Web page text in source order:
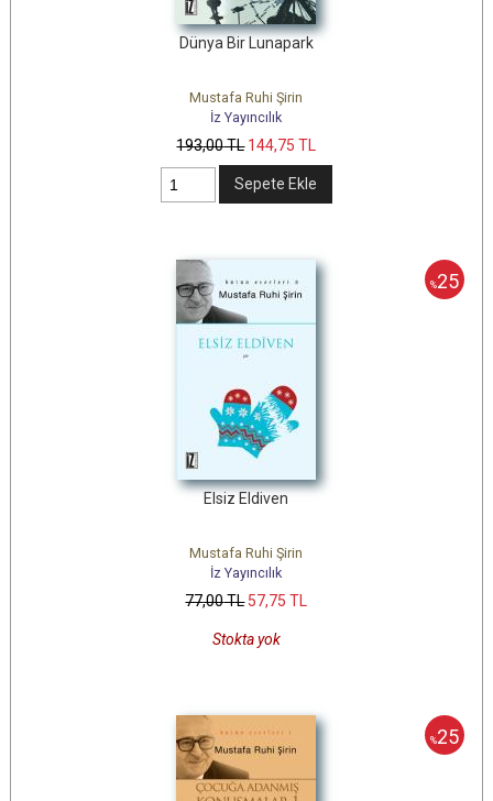
Dünya Bir Lunapark
Mustafa Ruhi Şirin
İz Yayıncılık
193,00TL 144,75 TL
Sepete Ekle
%25
Elsiz Eldiven
Mustafa Ruhi Şirin
İz Yayıncılık
77,00TL 57,75 TL
Stokta yok
%25